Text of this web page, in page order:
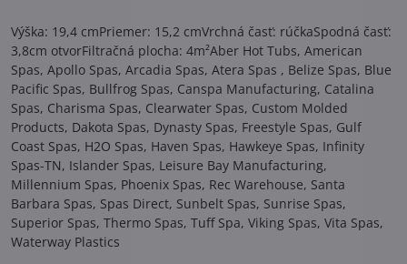
Výška: 19,4 cmPriemer: 15,2 cmVrchná časť: rúčkaSpodná časť:
3,8cm otvorFiltračná plocha: 4m²Aber Hot Tubs, American
Spas, Apollo Spas, Arcadia Spas, Atera Spas , Belize Spas, Blue
Pacific Spas, Bullfrog Spas, Canspa Manufacturing, Catalina
Spas, Charisma Spas, Clearwater Spas, Custom Molded
Products, Dakota Spas, Dynasty Spas, Freestyle Spas, Gulf
Coast Spas, H2O Spas, Haven Spas, Hawkeye Spas, Infinity
Spas-TN, Islander Spas, Leisure Bay Manufacturing,
Millennium Spas, Phoenix Spas, Rec Warehouse, Santa
Barbara Spas, Spas Direct, Sunbelt Spas, Sunrise Spas,
Superior Spas, Thermo Spas, Tuff Spa, Viking Spas, Vita Spas,
Waterway Plastics